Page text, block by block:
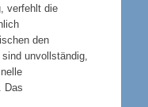
verfehlt die
den
unvollständig,
Das